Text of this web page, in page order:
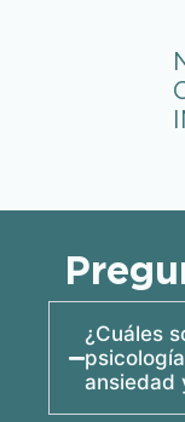
¿Cuáles
ansiedad